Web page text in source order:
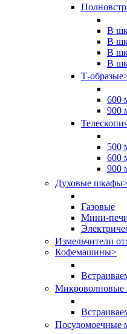
В
В
В
В
Т-образые
600
900
500
600
900
Духовые шкафы
Газовые
Мини-
Измельчители
Кофемашины>
Микроволновые
Посудомоечные